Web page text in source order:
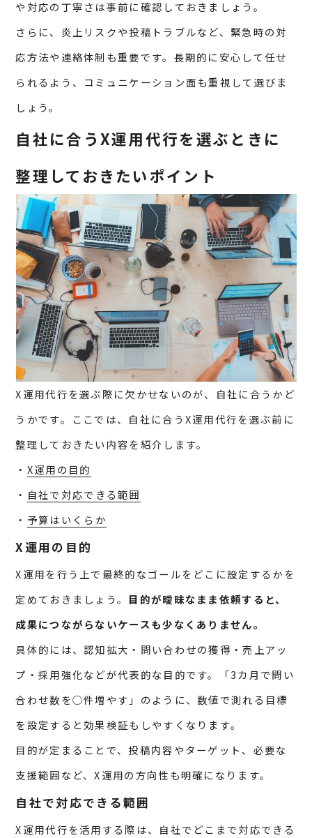
や対応の丁寧さは事前に確認しておきましょう。
さらに、炎上リスクや投稿トラブルなど、緊急時の対
応方法や連絡体制も重要です。長期的に安心して任せ
られるよう、コミュニケーション面も重視して選びま
しょう。
自社に合うX運用代行を選ぶときに
整理しておきたいポイント
X運用代行を選ぶ際に欠かせないのが、自社に合うかど
うかです。ここでは、自社に合うX運用代行を選ぶ前に
整理しておきたい内容を紹介します。
・ X運用の目的
・ 自社で対応できる範囲
・ 予算はいくらか
X運用の目的
X運用を行う上で最終的なゴールをどこに設定するかを
定めておきましょう。 目的が曖昧なまま依頼すると、
成果につながらないケースも少なくありません。
具体的には、認知拡大・問い合わせの獲得・売上アッ
プ・採用強化などが代表的な目的です。「3カ月で問い
合わせ数を○件増やす」のように、数値で測れる目標
を設定すると効果検証もしやすくなります。
目的が定まることで、投稿内容やターゲット、必要な
支援範囲など、X運用の方向性も明確になります。
自社で対応できる範囲
X運用代行を活用する際は、自社でどこまで対応できる